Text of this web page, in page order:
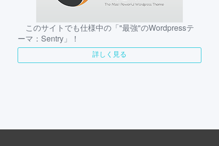
このサイトでも仕様中の「"最強"のWordpressテ
ーマ：Sentry」！
詳しく見る